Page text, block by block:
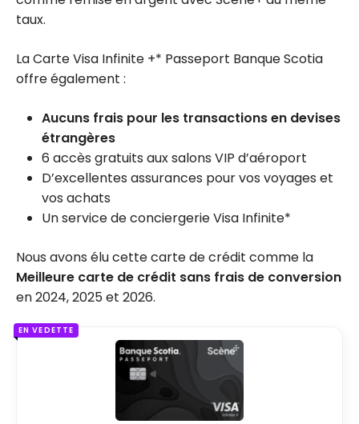
taux.
La Carte Visa Infinite +* Passeport Banque Scotia
offre également :
Aucuns frais pour les transactions en devises
étrangères
6 accès gratuits aux salons VIP d’aéroport
D’excellentes assurances pour vos voyages et
vos achats
Un service de conciergerie Visa Infinite*
Nous avons élu cette carte de crédit comme la
Meilleure carte de crédit sans frais de conversion
en 2024, 2025 et 2026.
EN VEDETTE